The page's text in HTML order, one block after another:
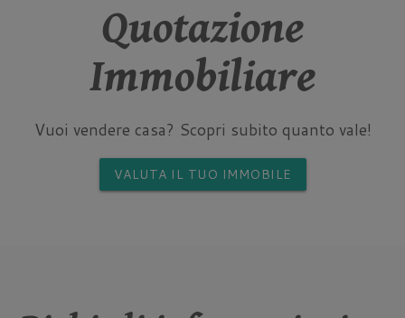
Quotazione
Immobiliare
Vuoi vendere casa? Scopri subito quanto vale!
VALUTA IL TUO IMMOBILE